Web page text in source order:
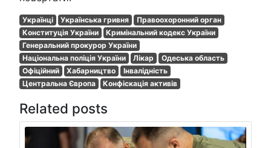
Українці Українська гривня
Правоохоронний орган
Конституція України
Кримінальний кодекс України
Генеральний прокурор України
Національна поліція України
Лікар
Одеська область
Офіційний
Хабарництво
Інвалідність
Центральна Європа
Конфіскація активів
Related posts